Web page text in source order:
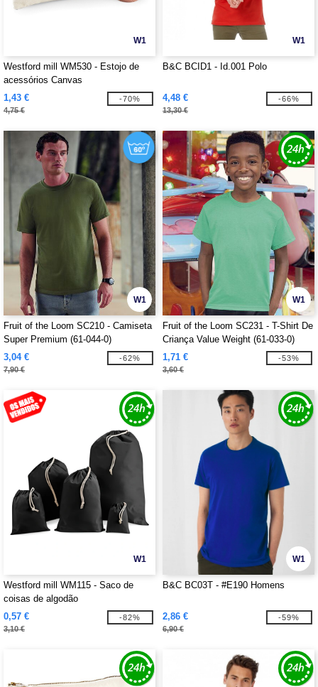
W1
Westford mill WM530 - Estojo de
acessórios Canvas
1,43 €
4,75 €
-70%
W1
B&C BCID1 - Id.001 Polo
4,48 €
13,30 €
-66%
W1
Fruit of the Loom SC210 - Camiseta
Super Premium (61-044-0)
3,04 €
7,90 €
-62%
W1
Fruit of the Loom SC231 - T-Shirt De
Criança Value Weight (61-033-0)
1,71 €
3,60 €
-53%
W1
Westford mill WM115 - Saco de
coisas de algodão
0,57 €
3,10 €
-82%
W1
B&C BC03T - #E190 Homens
2,86 €
6,90 €
-59%